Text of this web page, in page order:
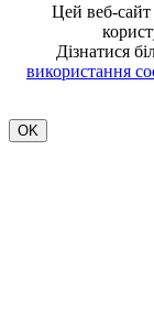
Цей веб-
Дізнатися
використання
OK